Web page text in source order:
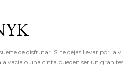
de disfrutar. Si te dejas llevar por la
vacía o una cinta pueden ser un gran